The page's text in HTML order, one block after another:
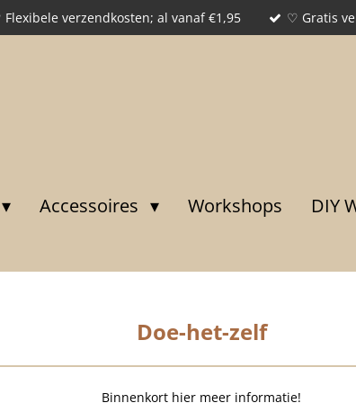
verzendkosten; al vanaf €1,95 ♡ Gratis
Accessoires Workshops DIY
Doe-het-zelf
Binnenkort hier meer informatie!